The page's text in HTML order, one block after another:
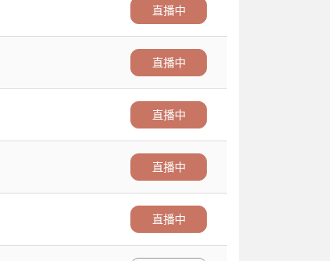
直播中
直播中
直播中
直播中
直播中